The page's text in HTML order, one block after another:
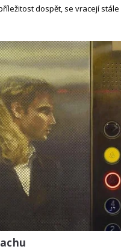
dospět, se vracejí